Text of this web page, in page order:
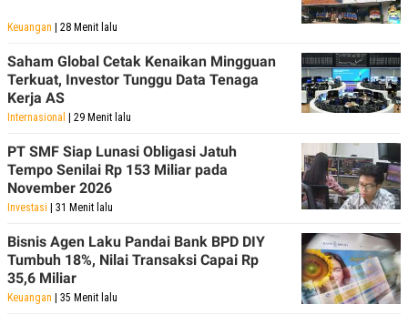
Keuangan | 28 Menit lalu
Saham Global Cetak Kenaikan Mingguan
Terkuat, Investor Tunggu Data Tenaga
Kerja AS
Internasional | 29 Menit lalu
PT SMF Siap Lunasi Obligasi Jatuh
Tempo Senilai Rp 153 Miliar pada
November 2026
Investasi | 31 Menit lalu
Bisnis Agen Laku Pandai Bank BPD DIY
Tumbuh 18%, Nilai Transaksi Capai Rp
35,6 Miliar
Keuangan | 35 Menit lalu